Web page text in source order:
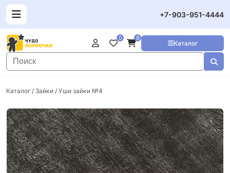
+7-903-951-4444
Каталог
0 0
Каталог / Зайки / Уши зайки №4